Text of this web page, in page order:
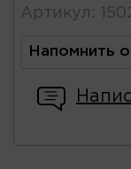
Артикул :
Напомнить